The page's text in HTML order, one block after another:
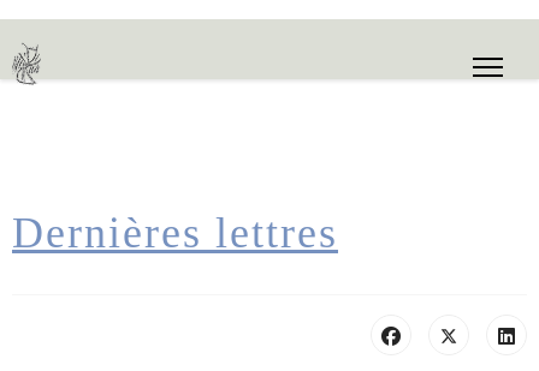
Dernières lettres